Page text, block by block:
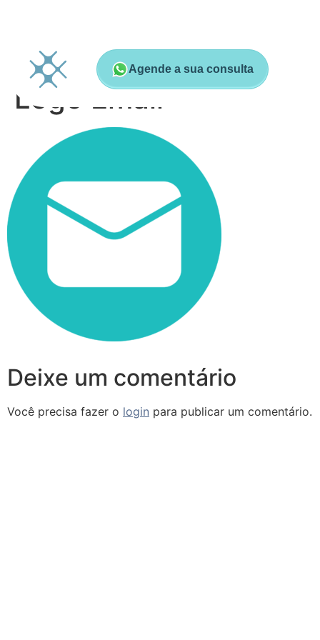
Agende a sua consulta
Logo Email
Deixe um comentário
Você precisa fazer o login para publicar um comentário.